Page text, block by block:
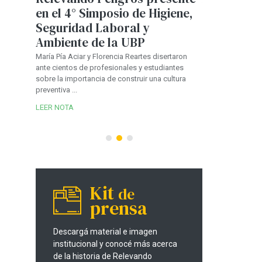
en el 4° Simposio de Higiene,
Seguridad Laboral y
Ambiente de la UBP
María Pía Aciar y Florencia Reartes disertaron
ante cientos de profesionales y estudiantes
sobre la importancia de construir una cultura
preventiva ...
LEER NOTA
Kit de
prensa
Descargá material e imagen
institucional y conocé más acerca
de la historia de Relevando